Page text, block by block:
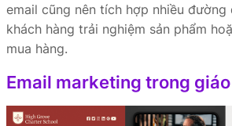
email cũng nên tích hợp nhiều đường
khách hàng trải nghiệm sản phẩm
mua hàng.
Email marketing trong